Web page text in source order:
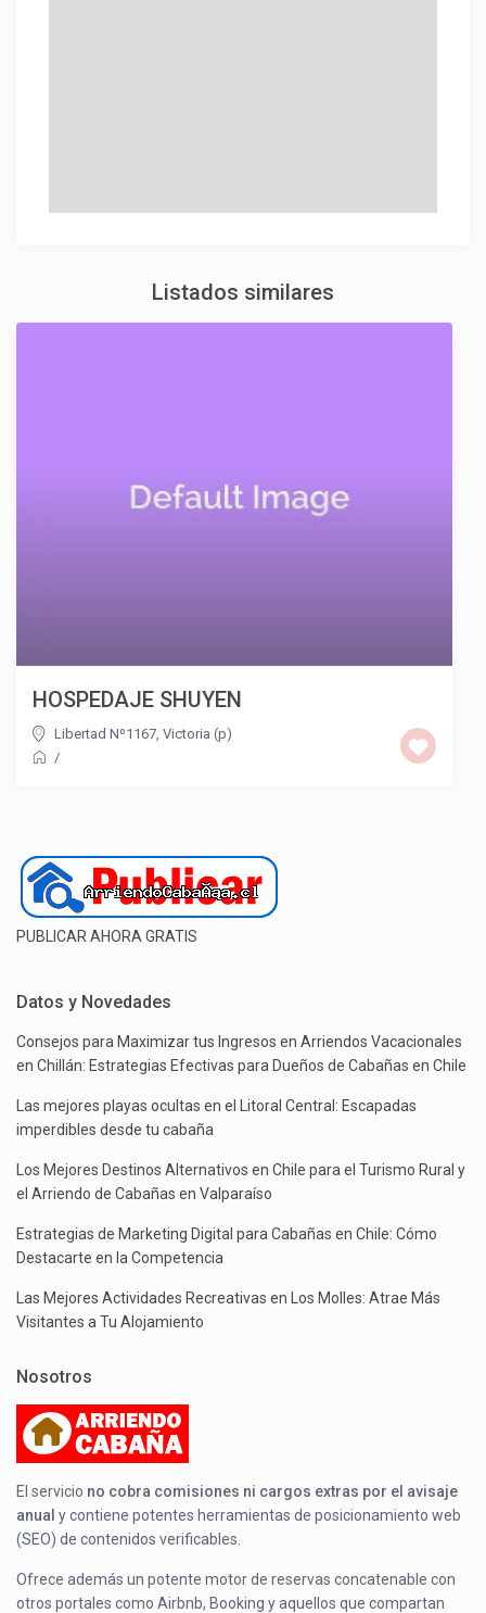
Listados similares
HOSPEDAJE SHUYEN
Libertad Nº1167, Victoria (p)
/
PUBLICAR AHORA GRATIS
Datos y Novedades
Consejos para Maximizar tus Ingresos en Arriendos Vacacionales
en Chillán: Estrategias Efectivas para Dueños de Cabañas en Chile
Las mejores playas ocultas en el Litoral Central: Escapadas
imperdibles desde tu cabaña
Los Mejores Destinos Alternativos en Chile para el Turismo Rural y
el Arriendo de Cabañas en Valparaíso
Estrategias de Marketing Digital para Cabañas en Chile: Cómo
Destacarte en la Competencia
Las Mejores Actividades Recreativas en Los Molles: Atrae Más
Visitantes a Tu Alojamiento
Nosotros
El servicio no cobra comisiones ni cargos extras por el avisaje
anual y contiene potentes herramientas de posicionamiento web
(SEO) de contenidos verificables.
Ofrece además un potente motor de reservas concatenable con
otros portales como Airbnb, Booking y aquellos que compartan